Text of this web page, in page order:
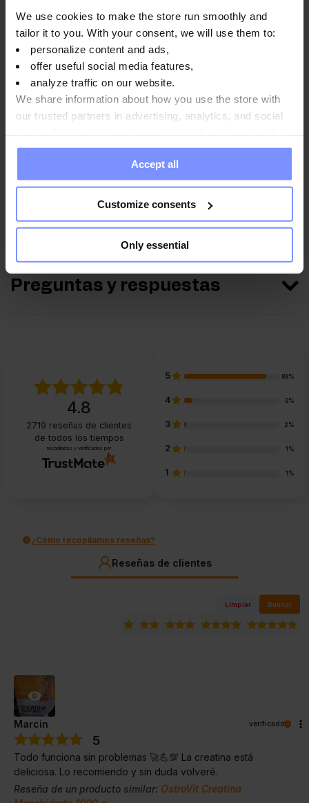
We use cookies to make the store run smoothly and
tailor it to you. With your consent, we will use them to:
personalize content and ads,
offer useful social media features,
analyze traffic on our website.
We share information about how you use the store with
our trusted partners in advertising, analytics, and social
information you have provided to them or that they have
collected when you use their services. Do you agree?
Accept all
Customize consents
Only essential
Instrucciones de uso
Información nutricional
Fabricante
Preguntas y respuestas
4.8
2719 reseñas de clientes
de todos los tiempos
recopiladas y verificadas por
5 88%
4 9%
3 2%
2 1%
1 1%
¿Cómo recopilamos reseñas?
Reseñas de clientes
Limpiar Buscar
Marcin verificado
5
Todo funciona sin problemas 🚀💪💯 La creatina está
deliciosa. Lo recomiendo y sin duda volveré.
Reseña de un producto similar: OstroVit Creatina